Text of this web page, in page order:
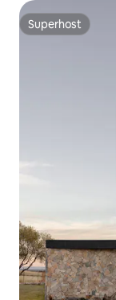
Superhost
Superhost